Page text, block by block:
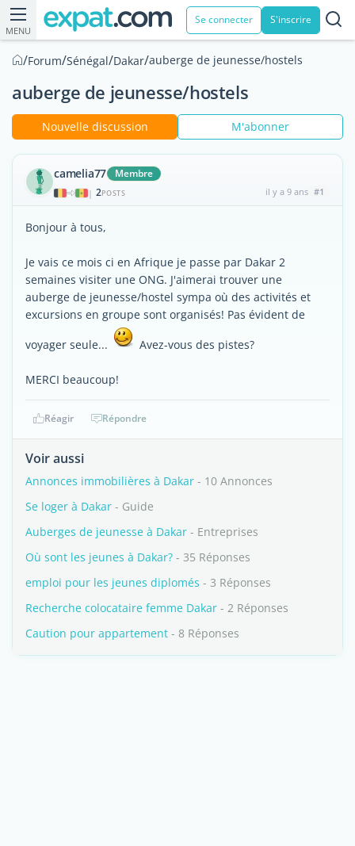
MENU
Se connecter S'inscrire
/Forum/Sénégal/Dakar/auberge de jeunesse/hostels
auberge de jeunesse/hostels
Nouvelle discussion M'abonner
camelia77 Membre
| 2POSTS il y a 9 ans #1
Bonjour à tous,
Je vais ce mois ci en Afrique je passe par Dakar 2
semaines visiter une ONG. J'aimerai trouver une
auberge de jeunesse/hostel sympa où des activités et
excursions en groupe sont organisés! Pas évident de
voyager seule...
Avez-vous des pistes?
MERCI beaucoup!
Réagir Répondre
Voir aussi
Annonces immobilières à Dakar - 10 Annonces
Se loger à Dakar - Guide
Auberges de jeunesse à Dakar - Entreprises
Où sont les jeunes à Dakar? - 35 Réponses
emploi pour les jeunes diplomés - 3 Réponses
Recherche colocataire femme Dakar - 2 Réponses
Caution pour appartement - 8 Réponses